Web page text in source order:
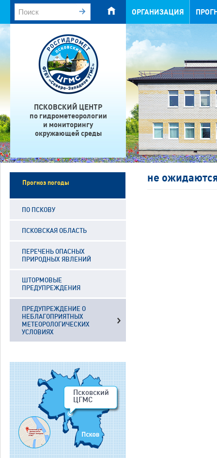
ОРГАНИЗАЦИЯ
ПСКОВСКИЙ ЦЕНТР
по гидрометеорологии
и мониторингу
окружающей среды
Прогноз погоды
ПО ПСКОВУ
ПСКОВСКАЯ ОБЛАСТЬ
ПЕРЕЧЕНЬ ОПАСНЫХ
ПРИРОДНЫХ ЯВЛЕНИЙ
ШТОРМОВЫЕ
ПРЕДУПРЕЖДЕНИЯ
ПРЕДУПРЕЖДЕНИЕ О
НЕБЛАГОПРИЯТНЫХ
МЕТЕОРОЛОГИЧЕСКИХ
УСЛОВИЯХ
Псковский
ЦГМС
не